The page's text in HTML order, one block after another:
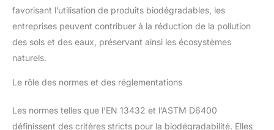
favorisant l’utilisation de produits biodégradables, les
entreprises peuvent contribuer à la réduction de la pollution
des sols et des eaux, préservant ainsi les écosystèmes
naturels.
Le rôle des normes et des réglementations
Les normes telles que l’EN 13432 et l’ASTM D6400
définissent des critères stricts pour la biodégradabilité. Elles